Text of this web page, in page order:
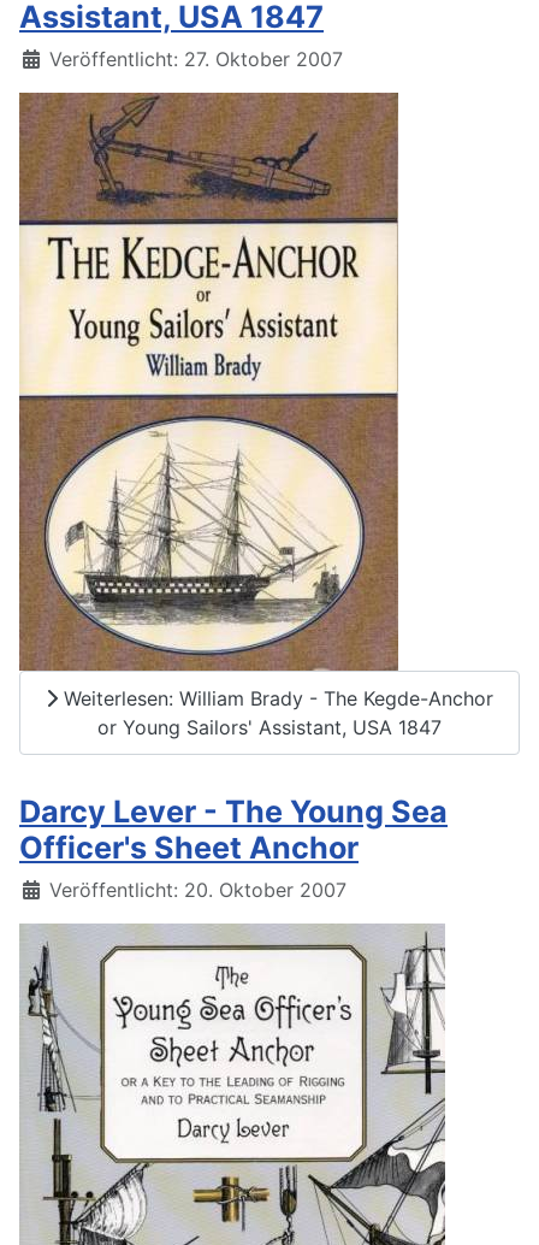
Assistant, USA 1847
Details
Veröffentlicht: 27. Oktober 2007
Weiterlesen: William Brady - The Kegde-Anchor
or Young Sailors' Assistant, USA 1847
Darcy Lever - The Young Sea
Officer's Sheet Anchor
Details
Veröffentlicht: 20. Oktober 2007